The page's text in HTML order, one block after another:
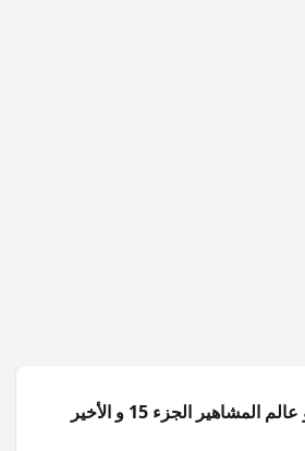
المشاهير الجزء 15 و الأخير